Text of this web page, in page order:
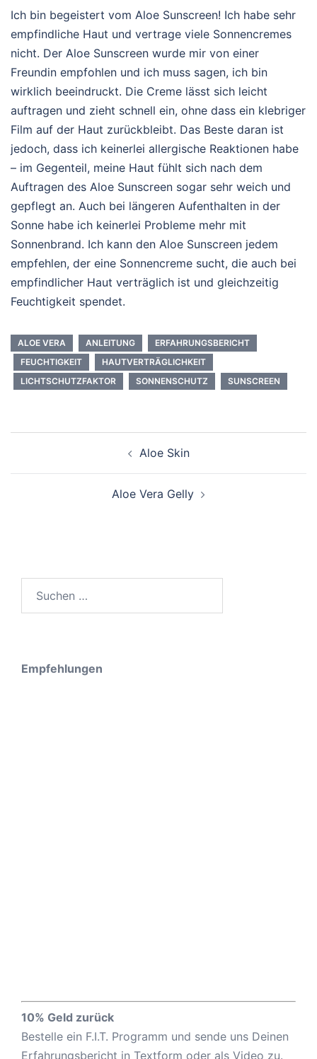
Ich bin begeistert vom Aloe Sunscreen! Ich habe sehr
empfindliche Haut und vertrage viele Sonnencremes
nicht. Der Aloe Sunscreen wurde mir von einer
Freundin empfohlen und ich muss sagen, ich bin
wirklich beeindruckt. Die Creme lässt sich leicht
auftragen und zieht schnell ein, ohne dass ein klebriger
Film auf der Haut zurückbleibt. Das Beste daran ist
jedoch, dass ich keinerlei allergische Reaktionen habe
– im Gegenteil, meine Haut fühlt sich nach dem
Auftragen des Aloe Sunscreen sogar sehr weich und
gepflegt an. Auch bei längeren Aufenthalten in der
Sonne habe ich keinerlei Probleme mehr mit
Sonnenbrand. Ich kann den Aloe Sunscreen jedem
empfehlen, der eine Sonnencreme sucht, die auch bei
empfindlicher Haut verträglich ist und gleichzeitig
Feuchtigkeit spendet.
ALOE VERA ANLEITUNG
ERFAHRUNGSBERICHT
FEUCHTIGKEIT
HAUTVERTRÄGLICHKEIT
LICHTSCHUTZFAKTOR
SONNENSCHUTZ SUNSCREEN
Aloe Skin
Aloe Vera Gelly
Empfehlungen
10% Geld zurück
Bestelle ein F.I.T. Programm und sende uns Deinen
Erfahrungsbericht in Textform oder als Video zu.